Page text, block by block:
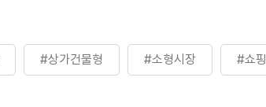
#상가건물형 #소형시장 #쇼핑